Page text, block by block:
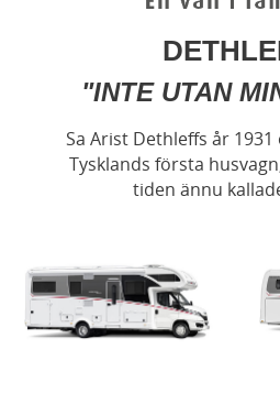
"INTE UTAN
Sa Arist Dethleffs år
Tysklands första
tiden ännu